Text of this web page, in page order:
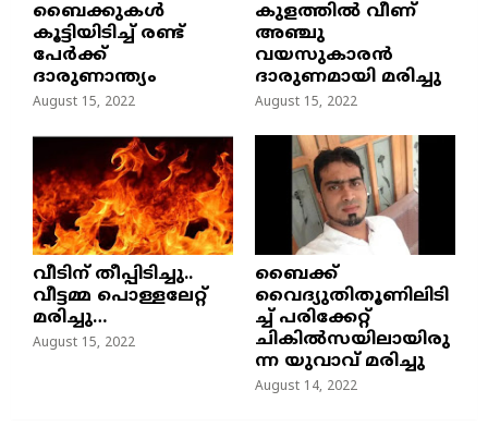
ബൈക്കുകൾ
കൂട്ടിയിടിച്ച് രണ്ട്
പേർക്ക്
ദാരുണാന്ത്യം
August 15, 2022
കുളത്തില്‍ വീണ്
അഞ്ചു
വയസുകാരന്‍
ദാരുണമായി മരിച്ചു
August 15, 2022
വീടിന് തീപ്പിടിച്ചു..
വീട്ടമ്മ പൊള്ളലേറ്റ്
മരിച്ചു…
August 15, 2022
ബൈക്ക്
വൈദ്യുതിതൂണിലിടി
ച്ച്‌ പരിക്കേറ്റ്
ചികില്‍സയിലായിരു
ന്ന യുവാവ് മരിച്ചു
August 14, 2022